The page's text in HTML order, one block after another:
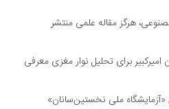
هرگز مقاله علمی منتشر
برای تحلیل نوار مغزی معرفی
ملی نخستین‌سانان»